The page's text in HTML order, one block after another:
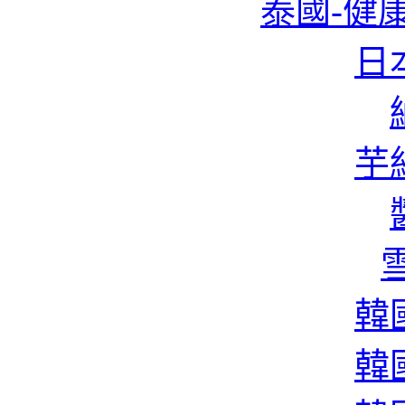
泰國-健
日
芋
韓
韓